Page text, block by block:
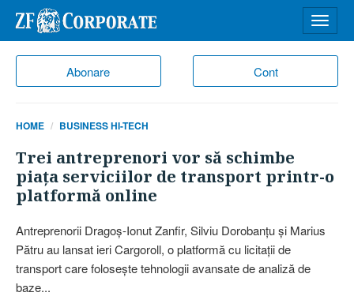
Abonare Cont
meniu
HOME BUSINESS HI-TECH
Trei antreprenori vor să schimbe
piaţa serviciilor de transport printr-o
platformă online
Antreprenorii Dragoş-Ionut Zanfir, Silviu Dorobanţu şi Marius
Pătru au lansat ieri Cargoroll, o platformă cu licitaţii de
transport care foloseşte tehnologii avansate de analiză de
baze...